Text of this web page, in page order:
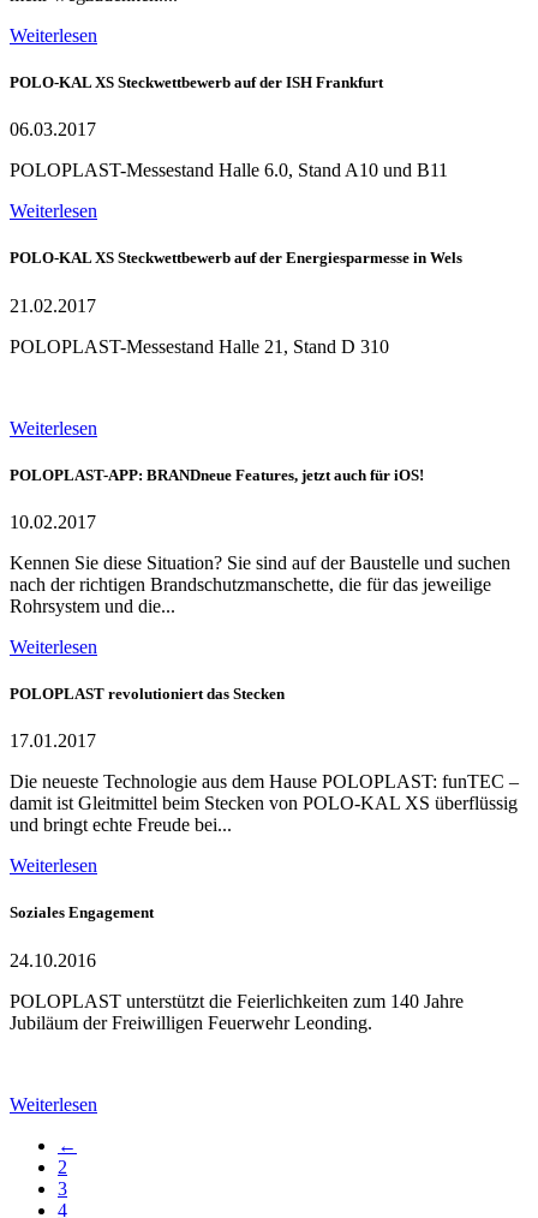
Weiterlesen
POLO-KAL XS Steckwettbewerb auf der ISH Frankfurt
06.03.2017
POLOPLAST-Messestand Halle 6.0, Stand A10 und B11
Weiterlesen
POLO-KAL XS Steckwettbewerb auf der Energiesparmesse in Wels
21.02.2017
POLOPLAST-Messestand Halle 21, Stand D 310
Weiterlesen
POLOPLAST-APP: BRANDneue Features, jetzt auch für iOS!
10.02.2017
Kennen Sie diese Situation? Sie sind auf der Baustelle und suchen
nach der richtigen Brandschutzmanschette, die für das jeweilige
Rohrsystem und die...
Weiterlesen
POLOPLAST revolutioniert das Stecken
17.01.2017
Die neueste Technologie aus dem Hause POLOPLAST: funTEC –
damit ist Gleitmittel beim Stecken von POLO-KAL XS überflüssig
und bringt echte Freude bei...
Weiterlesen
Soziales Engagement
24.10.2016
POLOPLAST unterstützt die Feierlichkeiten zum 140 Jahre
Jubiläum der Freiwilligen Feuerwehr Leonding.
Weiterlesen
←
2
3
4